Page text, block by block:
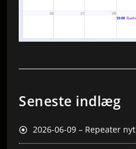
Seneste indlæg
2026-06-09 – Repeater nyt